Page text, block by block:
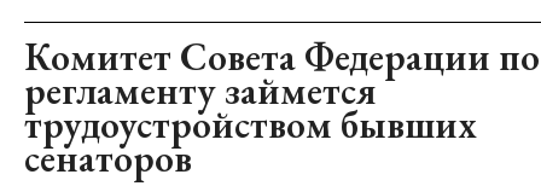
Комитет Совета Федерации по
регламенту займется
трудоустройством бывших
сенаторов